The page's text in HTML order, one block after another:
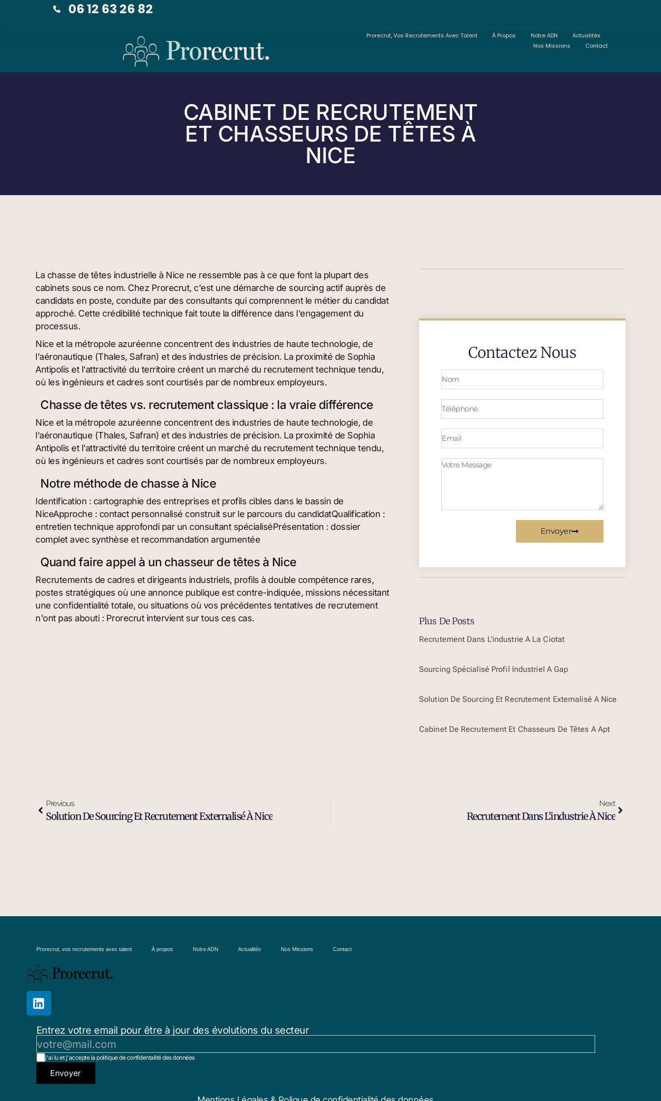
06 12 63 26 82
Prorecrut, Vos Recrutements Avec Talent À Propos Notre ADN
Actualités
Nos Missions
Contact
CABINET DE RECRUTEMENT
ET CHASSEURS DE TÊTES À
NICE
La chasse de têtes industrielle à Nice ne ressemble pas à ce que font la plupart des
cabinets sous ce nom. Chez Prorecrut, c'est une démarche de sourcing actif auprès de
candidats en poste, conduite par des consultants qui comprennent le métier du candidat
approché. Cette crédibilité technique fait toute la différence dans l'engagement du
processus.
Nice et la métropole azuréenne concentrent des industries de haute technologie, de
l'aéronautique (Thales, Safran) et des industries de précision. La proximité de Sophia
Antipolis et l'attractivité du territoire créent un marché du recrutement technique tendu,
où les ingénieurs et cadres sont courtisés par de nombreux employeurs.
Chasse de têtes vs. recrutement classique : la vraie différence
Nice et la métropole azuréenne concentrent des industries de haute technologie, de
l'aéronautique (Thales, Safran) et des industries de précision. La proximité de Sophia
Antipolis et l'attractivité du territoire créent un marché du recrutement technique tendu,
où les ingénieurs et cadres sont courtisés par de nombreux employeurs.
Notre méthode de chasse à Nice
Identification : cartographie des entreprises et profils cibles dans le bassin de
NiceApproche : contact personnalisé construit sur le parcours du candidatQualification :
entretien technique approfondi par un consultant spécialiséPrésentation : dossier
complet avec synthèse et recommandation argumentée
Quand faire appel à un chasseur de têtes à Nice
Recrutements de cadres et dirigeants industriels, profils à double compétence rares,
postes stratégiques où une annonce publique est contre-indiquée, missions nécessitant
une confidentialité totale, ou situations où vos précédentes tentatives de recrutement
n'ont pas abouti : Prorecrut intervient sur tous ces cas.
Contactez Nous
Envoyer
Plus De Posts
Recrutement Dans L’industrie À La Ciotat
Sourcing Spécialisé Profil Industriel À Gap
Solution De Sourcing Et Recrutement Externalisé À Nice
Cabinet De Recrutement Et Chasseurs De Têtes À Apt
Previous
Solution De Sourcing Et Recrutement Externalisé À Nice
Next
Recrutement Dans L’industrie À Nice
Prorecrut, vos recrutements avec talent À propos Notre ADN Actualités Nos Missions Contact
Entrez votre email pour être à jour des évolutions du secteur
j'ai lu et j'accepte la politique de confidentalité des données
Envoyer